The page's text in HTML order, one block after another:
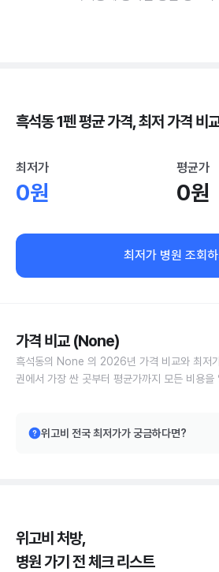
흑석동 1펜 평균 가격, 최저 가격
최저가
0원
평균가
0원
최저가 병원 조회하
가격 비교 (None)
흑석동의 None 의 2026년 가격 비교와 최저
권에서 가장 싼 곳부터 평균가까지 모든 비용을
위고비 전국 최저가가 궁금하다면?
위고비 처방,
병원 가기 전 체크 리스트